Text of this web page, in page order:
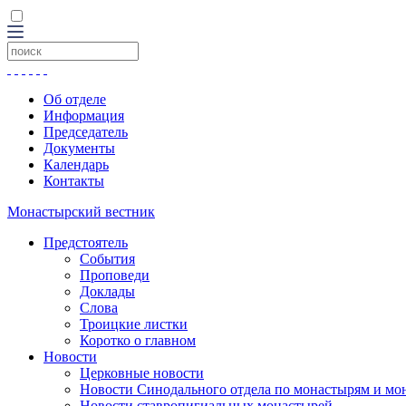
Об отделе
Информация
Председатель
Документы
Календарь
Контакты
Монастырский вестник
Предстоятель
События
Проповеди
Доклады
Слова
Троицкие листки
Коротко о главном
Новости
Церковные новости
Новости Синодального отдела по монастырям и